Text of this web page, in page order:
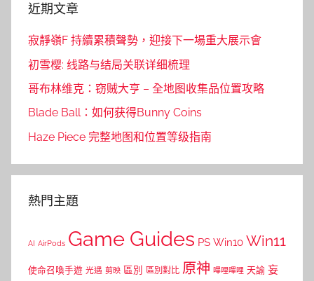
近期文章
寂靜嶺F 持續累積聲勢，迎接下一場重大展示會
初雪樱: 线路与结局关联详细梳理
哥布林维克：窃贼大亨 – 全地图收集品位置攻略
Blade Ball：如何获得Bunny Coins
Haze Piece 完整地图和位置等级指南
熱門主題
AI AirPods Game Guides PS Win10 Win11
使命召喚手遊 光遇 剪映 區別 區別對比 原神 嗶哩嗶哩 天諭 妄